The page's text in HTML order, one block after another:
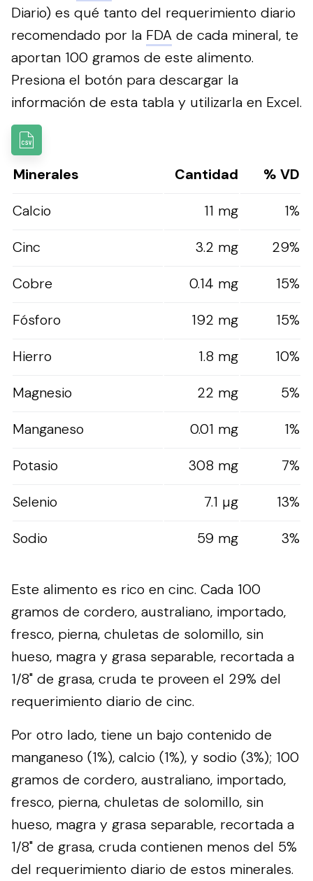
Diario) es qué tanto del requerimiento diario
recomendado por la FDA de cada mineral, te
aportan 100 gramos de este alimento.
Presiona el botón para descargar la
información de esta tabla y utilizarla en Excel.
Minerales Cantidad
% VD
Calcio
11 mg
1%
Cinc
3.2 mg
29%
Cobre
0.14 mg
15%
Fósforo
192 mg
15%
Hierro
1.8 mg
10%
Magnesio
22 mg
5%
Manganeso
0.01 mg
1%
Potasio
308 mg
7%
Selenio
7.1 µg
13%
Sodio
59 mg 3%
Este alimento es rico en cinc. Cada 100
gramos de cordero, australiano, importado,
fresco, pierna, chuletas de solomillo, sin
hueso, magra y grasa separable, recortada a
1/8" de grasa, cruda te proveen el 29% del
requerimiento diario de cinc.
Por otro lado, tiene un bajo contenido de
manganeso (1%), calcio (1%), y sodio (3%); 100
gramos de cordero, australiano, importado,
fresco, pierna, chuletas de solomillo, sin
hueso, magra y grasa separable, recortada a
1/8" de grasa, cruda contienen menos del 5%
del requerimiento diario de estos minerales.